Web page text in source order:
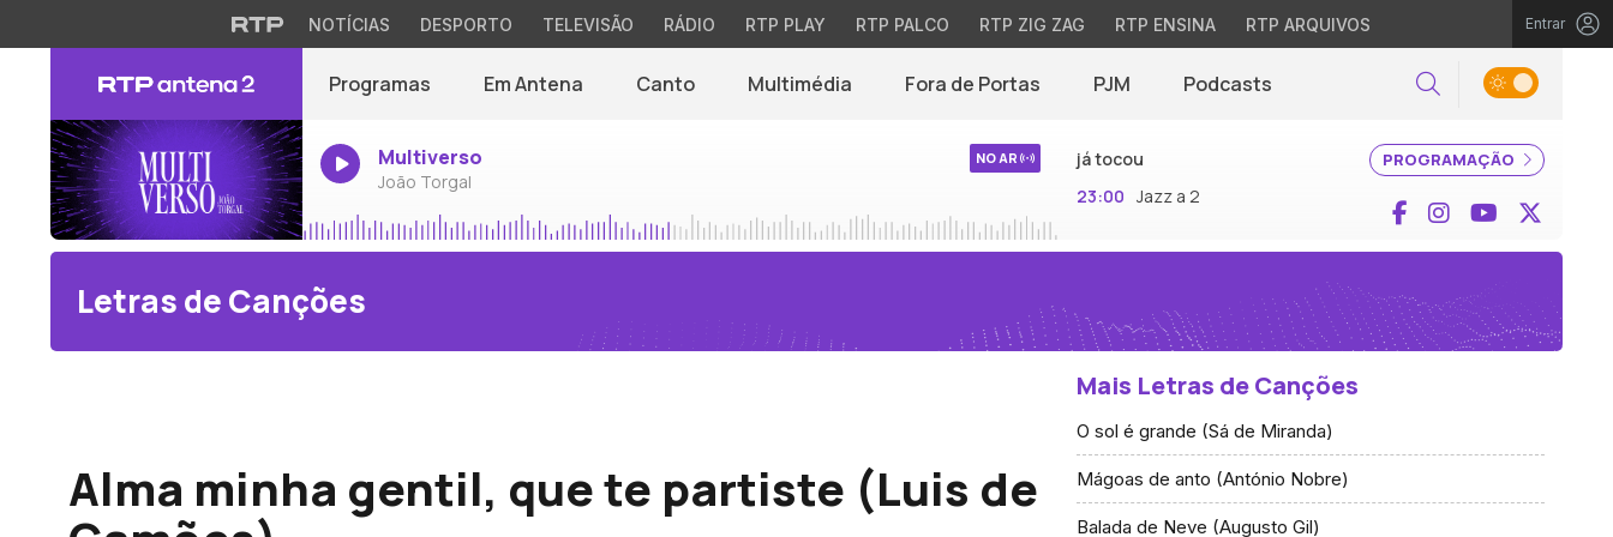
NOTÍCIAS DESPORTO TELEVISÃO RÁDIO RTP PLAY RTP PALCO RTP ZIG ZAG RTP ENSINA RTP ARQUIVOS Entrar
Programas Em Antena Canto Multimédia Fora de Portas PJM Podcasts Pesquisar
Multiverso
João Torgal
NO AR PROGRAMAÇÃO
já tocou
23:00 Jazz a 2 Facebook
InstagramYouTube
Letras de Canções
Alma minha gentil, que te partiste (Luis de
Mais Letras de Canções
O sol é grande (Sá de Miranda)
Mágoas de anto (António Nobre)
Balada de Neve (Augusto Gil)